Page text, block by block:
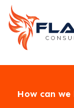
How can we